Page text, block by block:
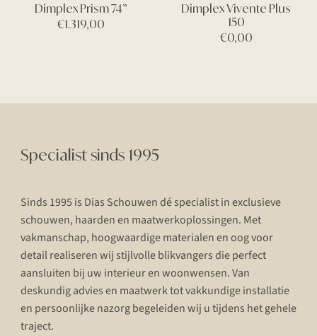
Dimplex Prism 74”
€1.319,00
Dimplex Vivente Plus
150
€0,00
Specialist sinds 1995
Sinds 1995 is Dias Schouwen dé specialist in exclusieve
schouwen, haarden en maatwerkoplossingen. Met
vakmanschap, hoogwaardige materialen en oog voor
detail realiseren wij stijlvolle blikvangers die perfect
aansluiten bij uw interieur en woonwensen. Van
deskundig advies en maatwerk tot vakkundige installatie
en persoonlijke nazorg begeleiden wij u tijdens het gehele
traject.